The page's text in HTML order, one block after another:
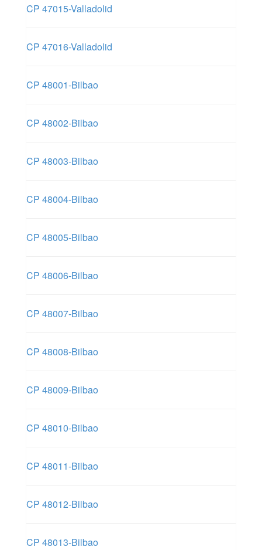
CP 47015-Valladolid
CP 47016-Valladolid
CP 48001-Bilbao
CP 48002-Bilbao
CP 48003-Bilbao
CP 48004-Bilbao
CP 48005-Bilbao
CP 48006-Bilbao
CP 48007-Bilbao
CP 48008-Bilbao
CP 48009-Bilbao
CP 48010-Bilbao
CP 48011-Bilbao
CP 48012-Bilbao
CP 48013-Bilbao